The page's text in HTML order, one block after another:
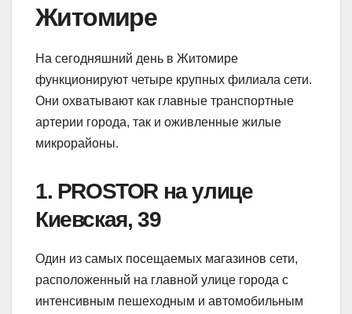
Житомире
На сегодняшний день в Житомире
функционируют четыре крупных филиала сети.
Они охватывают как главные транспортные
артерии города, так и оживленные жилые
микрорайоны.
1. PROSTOR на улице
Киевская, 39
Один из самых посещаемых магазинов сети,
расположенный на главной улице города с
интенсивным пешеходным и автомобильным